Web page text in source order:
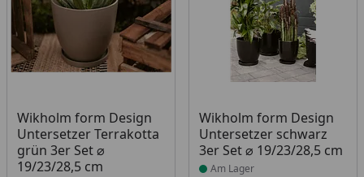
Wikholm form Design
Untersetzer Terrakotta
grün 3er Set ⌀
19/23/28,5 cm
Produkt am Lager
Wikholm form Design
Untersetzer schwarz
3er Set ⌀ 19/23/28,5 cm
Produkt am Lager
Am Lager